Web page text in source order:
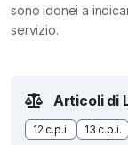
sono idonei a
servizio.
Articoli di
12 c.p.i. 13 c.p.i.